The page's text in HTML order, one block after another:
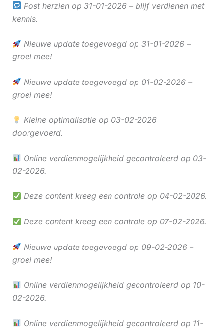
Post herzien op 31-01-2026 – blijf verdienen met
kennis.
Nieuwe update toegevoegd op 31-01-2026 –
groei mee!
Nieuwe update toegevoegd op 01-02-2026 –
groei mee!
Kleine optimalisatie op 03-02-2026
doorgevoerd.
Online verdienmogelijkheid gecontroleerd op 03-
02-2026.
Deze content kreeg een controle op 04-02-2026.
Deze content kreeg een controle op 07-02-2026.
Nieuwe update toegevoegd op 09-02-2026 –
groei mee!
Online verdienmogelijkheid gecontroleerd op 10-
02-2026.
Online verdienmogelijkheid gecontroleerd op 11-